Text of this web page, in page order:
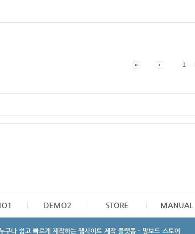
DEMO2 STORE MANUAL
구나 쉽고 빠르게 제작하는 웹사이트 제작 플랫폼 - 망보드 스토어